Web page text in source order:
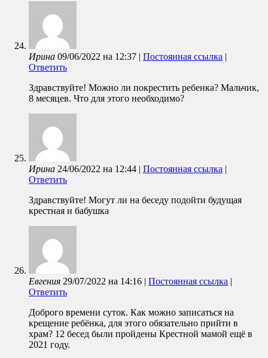
Ирина 09/06/2022 на 12:37 | Постоянная ссылка |
Ответить
Здравствуйте! Можно ли покрестить ребенка? Мальчик,
8 месяцев. Что для этого необходимо?
Ирина 24/06/2022 на 12:44 | Постоянная ссылка |
Ответить
Здравствуйте! Могут ли на беседу подойти будущая
крестная и бабушка
Евгения 29/07/2022 на 14:16 | Постоянная ссылка |
Ответить
Доброго времени суток. Как можно записаться на
крещение ребёнка, для этого обязательно прийти в
храм? 12 бесед были пройдены Крестной мамой ещё в
2021 году.